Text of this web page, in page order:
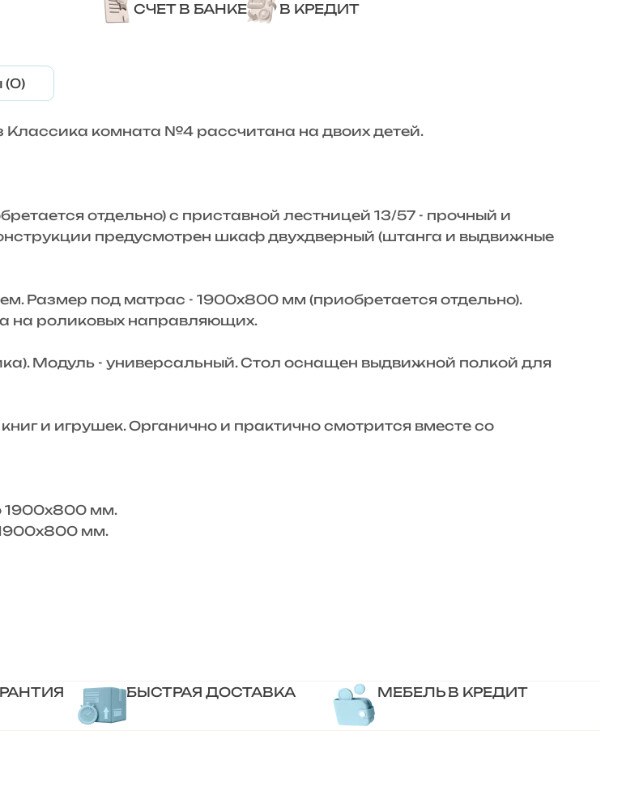
СЧЕТ В БАНКЕ
В КРЕДИТ
(0)
комната №4 рассчитана на двоих детей.
отдельно) с приставной лестницей 13/57 - прочный и
предусмотрен шкаф двухдверный (штанга и выдвижные
Размер под матрас - 1900х800 мм (приобретается отдельно).
на роликовых направляющих.
Модуль - универсальный. Стол оснащен выдвижной полкой для
и игрушек. Органично и практично смотрится вместе со
1900х800 мм.
мм.
БЫСТРАЯ ДОСТАВКА МЕБЕЛЬ В КРЕДИТ